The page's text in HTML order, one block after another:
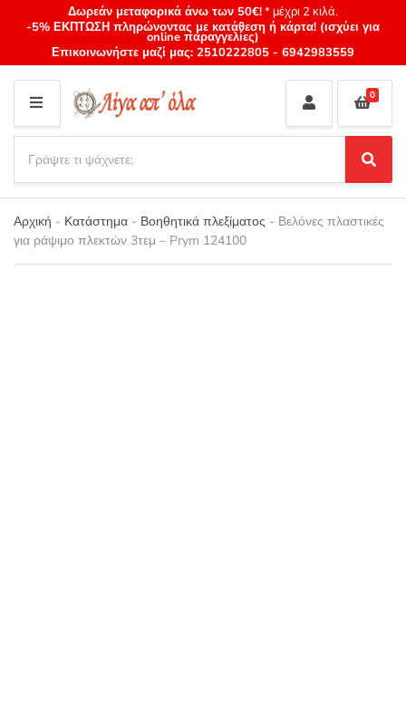
Δωρεάν μεταφορικά άνω των 50€!* μέχρι 2 κιλά.
-5% ΕΚΠΤΩΣΗ πληρώνοντας με κατάθεση ή κάρτα! (ισχύει για
online παραγγελίες)
Επικοινωνήστε μαζί μας: 2510222805 - 6942983559
M
E
N
U
Category
name
a
r
c
h
p
S
e
a
r
0
Αρχική - Κατάστημα - Βοηθητικά πλεξίματος - Βελόνες πλαστικές
για ράψιμο πλεκτών 3τεμ – Prym 124100